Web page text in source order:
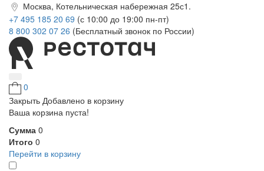
Москва, Котельническая набережная 25с1.
+7 495 185 20 69 (с 10:00 до 19:00 пн-пт)
8 800 302 07 26 (Бесплатный звонок по России)
0
Закрыть Добавлено в корзину
Ваша корзина пуста!
Сумма 0
Итого 0
Перейти в корзину